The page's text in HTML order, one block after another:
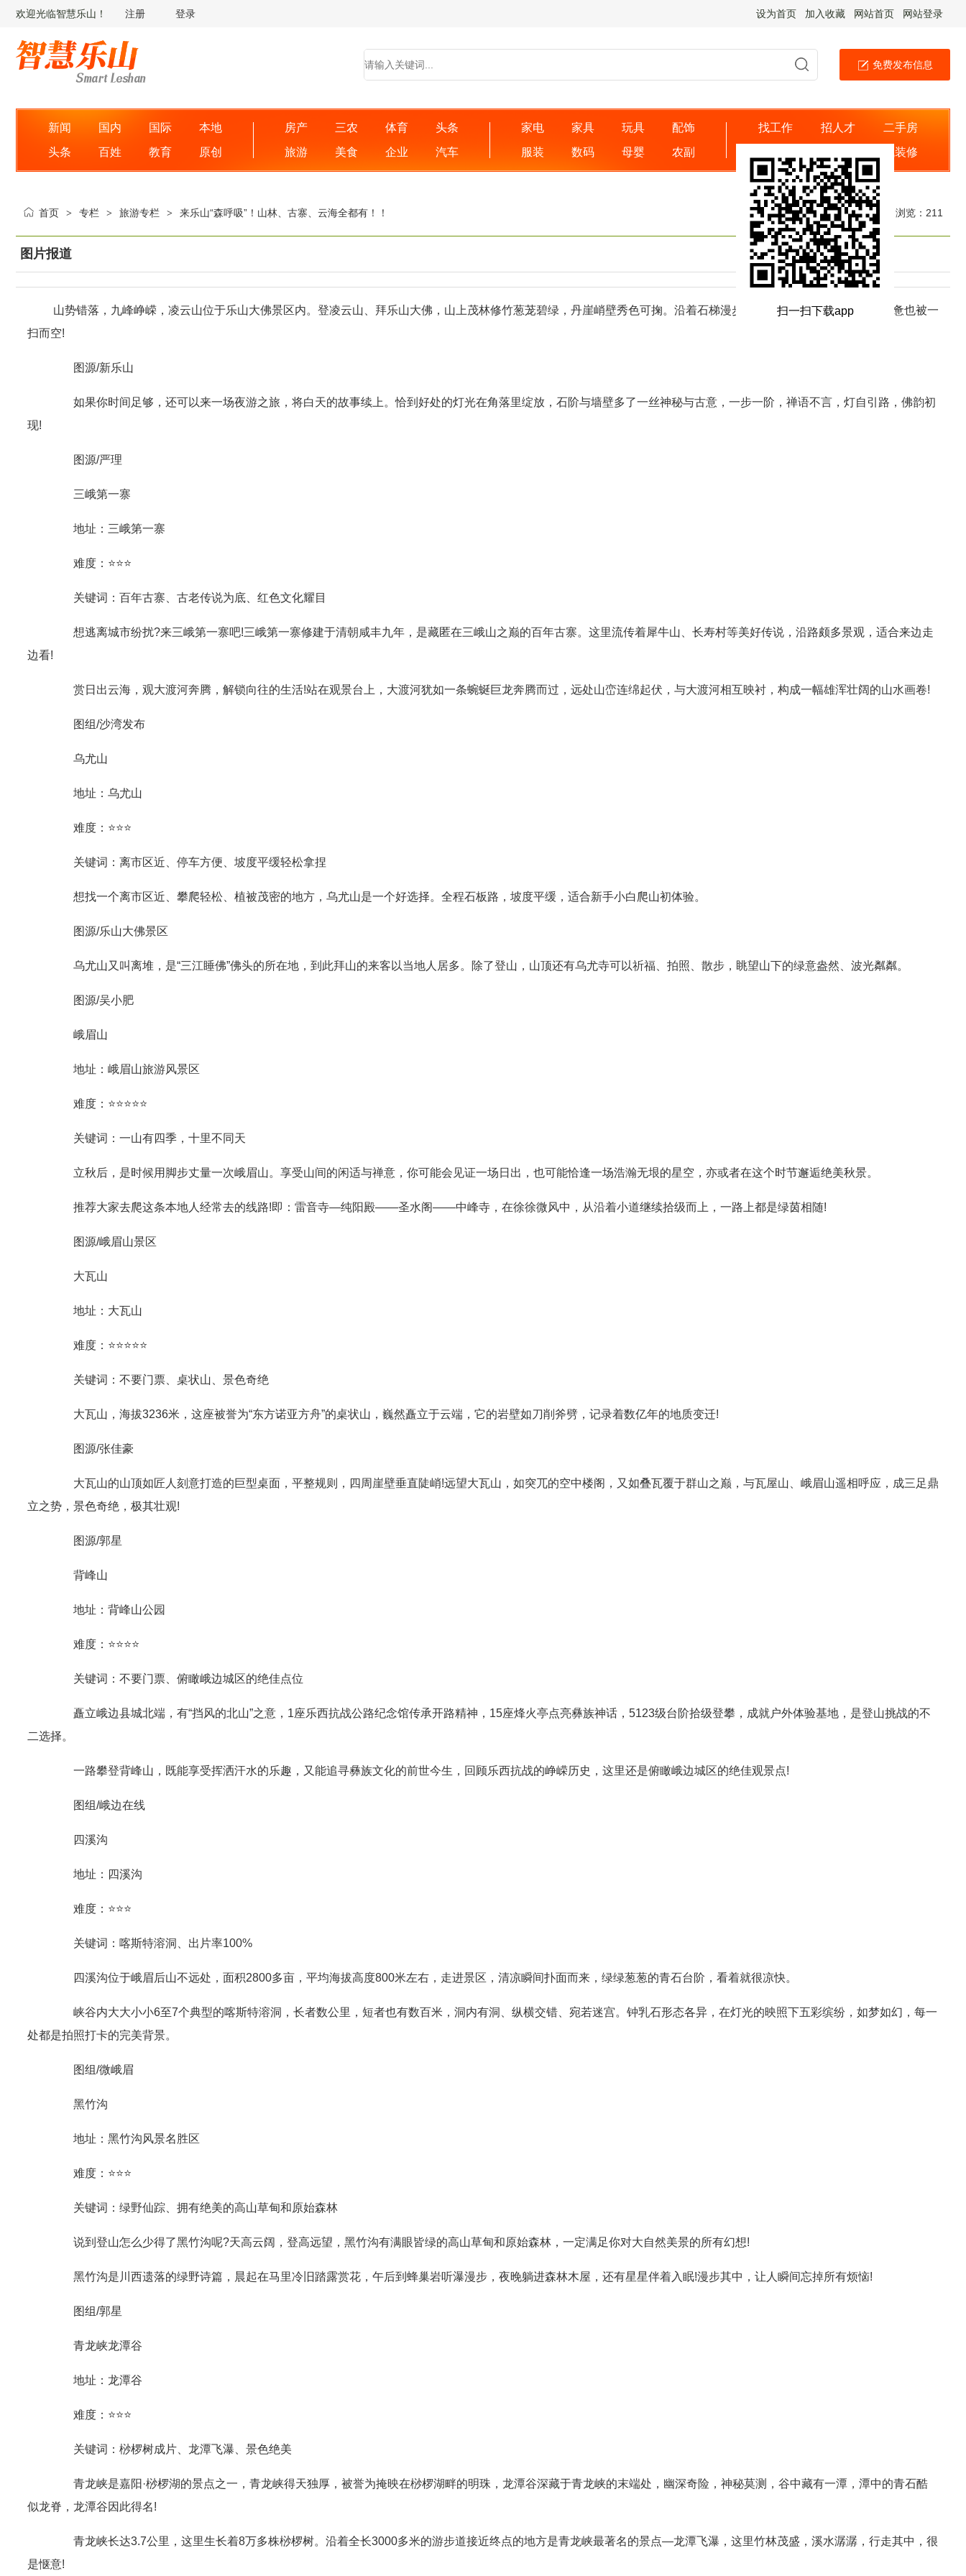
扫一扫下载app
欢迎光临智慧乐山！ 注册 登录 网站登录
网站首页
加入收藏
设为首页
免费发布信息
新闻 国内 国际
本地
头条
百姓 教育 原创
房产 三农 体育
头条
旅游
美食 企业 汽车
家电 家具 玩具
配饰
服装
数码 母婴 农副
找工作 招人才
二手房
找装修
日期：2025-09-30 浏览： 211
首页 > 专栏 > 旅游专栏 > 来乐山“森呼吸”！山林、古寨、云海全都有！！
图片报道
山势错落，九峰峥嵘，凌云山位于乐山大佛景区内。登凌云山、拜乐山大佛，山上茂林修竹葱茏碧绿，丹崖峭壁秀色可掬。沿着石梯漫步凌云山，微风拂过，内心的疲惫也被一
扫而空!
图源/新乐山
如果你时间足够，还可以来一场夜游之旅，将白天的故事续上。恰到好处的灯光在角落里绽放，石阶与墙壁多了一丝神秘与古意，一步一阶，禅语不言，灯自引路，佛韵初
现!
图源/严理
三峨第一寨
地址：三峨第一寨
难度：⭐⭐⭐
关键词：百年古寨、古老传说为底、红色文化耀目
想逃离城市纷扰?来三峨第一寨吧!三峨第一寨修建于清朝咸丰九年，是藏匿在三峨山之巅的百年古寨。这里流传着犀牛山、长寿村等美好传说，沿路颇多景观，适合来边走
边看!
赏日出云海，观大渡河奔腾，解锁向往的生活!站在观景台上，大渡河犹如一条蜿蜒巨龙奔腾而过，远处山峦连绵起伏，与大渡河相互映衬，构成一幅雄浑壮阔的山水画卷!
图组/沙湾发布
乌尤山
地址：乌尤山
难度：⭐⭐⭐
关键词：离市区近、停车方便、坡度平缓轻松拿捏
想找一个离市区近、攀爬轻松、植被茂密的地方，乌尤山是一个好选择。全程石板路，坡度平缓，适合新手小白爬山初体验。
图源/乐山大佛景区
乌尤山又叫离堆，是“三江睡佛”佛头的所在地，到此拜山的来客以当地人居多。除了登山，山顶还有乌尤寺可以祈福、拍照、散步，眺望山下的绿意盎然、波光粼粼。
图源/吴小肥
峨眉山
地址：峨眉山旅游风景区
难度：⭐⭐⭐⭐⭐
关键词：一山有四季，十里不同天
立秋后，是时候用脚步丈量一次峨眉山。享受山间的闲适与禅意，你可能会见证一场日出，也可能恰逢一场浩瀚无垠的星空，亦或者在这个时节邂逅绝美秋景。
推荐大家去爬这条本地人经常去的线路!即：雷音寺—纯阳殿——圣水阁——中峰寺，在徐徐微风中，从沿着小道继续拾级而上，一路上都是绿茵相随!
图源/峨眉山景区
大瓦山
地址：大瓦山
难度：⭐⭐⭐⭐⭐
关键词：不要门票、桌状山、景色奇绝
大瓦山，海拔3236米，这座被誉为“东方诺亚方舟”的桌状山，巍然矗立于云端，它的岩壁如刀削斧劈，记录着数亿年的地质变迁!
图源/张佳豪
大瓦山的山顶如匠人刻意打造的巨型桌面，平整规则，四周崖壁垂直陡峭!远望大瓦山，如突兀的空中楼阁，又如叠瓦覆于群山之巅，与瓦屋山、峨眉山遥相呼应，成三足鼎
立之势，景色奇绝，极其壮观!
图源/郭星
背峰山
地址：背峰山公园
难度：⭐⭐⭐⭐
关键词：不要门票、俯瞰峨边城区的绝佳点位
矗立峨边县城北端，有“挡风的北山”之意，1座乐西抗战公路纪念馆传承开路精神，15座烽火亭点亮彝族神话，5123级台阶拾级登攀，成就户外体验基地，是登山挑战的不
二选择。
一路攀登背峰山，既能享受挥洒汗水的乐趣，又能追寻彝族文化的前世今生，回顾乐西抗战的峥嵘历史，这里还是俯瞰峨边城区的绝佳观景点!
图组/峨边在线
四溪沟
地址：四溪沟
难度：⭐⭐⭐
关键词：喀斯特溶洞、出片率100%
四溪沟位于峨眉后山不远处，面积2800多亩，平均海拔高度800米左右，走进景区，清凉瞬间扑面而来，绿绿葱葱的青石台阶，看着就很凉快。
峡谷内大大小小6至7个典型的喀斯特溶洞，长者数公里，短者也有数百米，洞内有洞、纵横交错、宛若迷宫。钟乳石形态各异，在灯光的映照下五彩缤纷，如梦如幻，每一
处都是拍照打卡的完美背景。
图组/微峨眉
黑竹沟
地址：黑竹沟风景名胜区
难度：⭐⭐⭐
关键词：绿野仙踪、拥有绝美的高山草甸和原始森林
说到登山怎么少得了黑竹沟呢?天高云阔，登高远望，黑竹沟有满眼皆绿的高山草甸和原始森林，一定满足你对大自然美景的所有幻想!
黑竹沟是川西遗落的绿野诗篇，晨起在马里冷旧踏露赏花，午后到蜂巢岩听瀑漫步，夜晚躺进森林木屋，还有星星伴着入眠!漫步其中，让人瞬间忘掉所有烦恼!
图组/郭星
青龙峡龙潭谷
地址：龙潭谷
难度：⭐⭐⭐
关键词：桫椤树成片、龙潭飞瀑、景色绝美
青龙峡是嘉阳·桫椤湖的景点之一，青龙峡得天独厚，被誉为掩映在桫椤湖畔的明珠，龙潭谷深藏于青龙峡的末端处，幽深奇险，神秘莫测，谷中藏有一潭，潭中的青石酷
似龙脊，龙潭谷因此得名!
青龙峡长达3.7公里，这里生长着8万多株桫椤树。沿着全长3000多米的游步道接近终点的地方是青龙峡最著名的景点—龙潭飞瀑，这里竹林茂盛，溪水潺潺，行走其中，很
是惬意!